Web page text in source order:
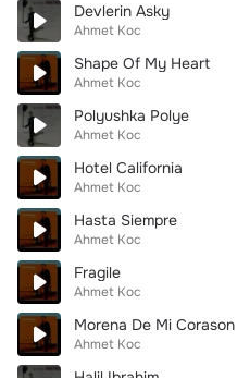
Devlerin Asky
Ahmet Koc
Shape Of My Heart
Ahmet Koc
Polyushka Polye
Ahmet Koc
Hotel California
Ahmet Koc
Hasta Siempre
Ahmet Koc
Fragile
Ahmet Koc
Morena De Mi Corason
Ahmet Koc